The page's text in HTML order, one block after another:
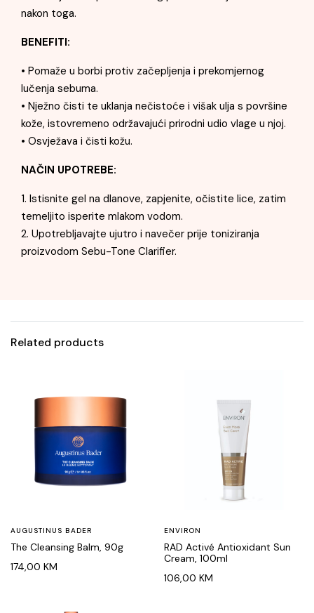
nakon toga.
BENEFITI:
• Pomaže u borbi protiv začepljenja i prekomjernog
lučenja sebuma.
• Nježno čisti te uklanja nečistoće i višak ulja s površine
kože, istovremeno održavajući prirodni udio vlage u njoj.
• Osvježava i čisti kožu.
NAČIN UPOTREBE:
1. Istisnite gel na dlanove, zapjenite, očistite lice, zatim
temeljito isperite mlakom vodom.
2. Upotrebljavajte ujutro i navečer prije toniziranja
proizvodom Sebu-Tone Clarifier.
Related products
AUGUSTINUS BADER
The Cleansing Balm, 90g
174,00 KM
ENVIRON
RAD Activé Antioxidant Sun
Cream, 100ml
106,00 KM